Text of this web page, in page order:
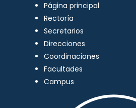
Página principal
Rectoría
Secretarios
Direcciones
Coordinaciones
Facultades
Campus